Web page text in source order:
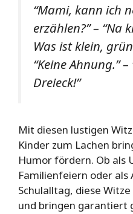
“Mami, kann ich
erzählen?” – “Na
Was ist klein,
“Keine Ahnung.”
Dreieck!”
Mit diesen lustigen
Kinder zum Lachen
Humor fördern. Ob als
Familienfeiern oder als
Schulalltag, diese
und bringen garantiert